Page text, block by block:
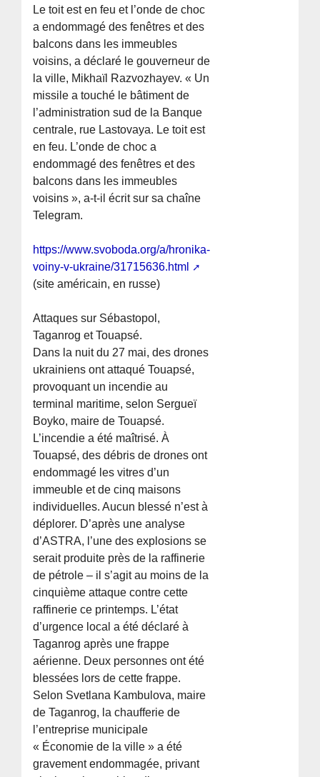
Le toit est en feu et l’onde de choc
a endommagé des fenêtres et des
balcons dans les immeubles
voisins, a déclaré le gouverneur de
la ville, Mikhaïl Razvozhayev. « Un
missile a touché le bâtiment de
l’administration sud de la Banque
centrale, rue Lastovaya. Le toit est
en feu. L’onde de choc a
endommagé des fenêtres et des
balcons dans les immeubles
voisins », a-t-il écrit sur sa chaîne
Telegram.
https://www.svoboda.org/a/hronika-
voiny-v-ukraine/31715636.html
(site américain, en russe)
Attaques sur Sébastopol,
Taganrog et Touapsé.
Dans la nuit du 27 mai, des drones
ukrainiens ont attaqué Touapsé,
provoquant un incendie au
terminal maritime, selon Sergueï
Boyko, maire de Touapsé.
L’incendie a été maîtrisé. À
Touapsé, des débris de drones ont
endommagé les vitres d’un
immeuble et de cinq maisons
individuelles. Aucun blessé n’est à
déplorer. D’après une analyse
d’ASTRA, l’une des explosions se
serait produite près de la raffinerie
de pétrole – il s’agit au moins de la
cinquième attaque contre cette
raffinerie ce printemps. L’état
d’urgence local a été déclaré à
Taganrog après une frappe
aérienne. Deux personnes ont été
blessées lors de cette frappe.
Selon Svetlana Kambulova, maire
de Taganrog, la chaufferie de
l’entreprise municipale
« Économie de la ville » a été
gravement endommagée, privant